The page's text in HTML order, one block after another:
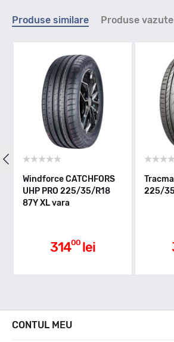
Indice greutate
Clasa de eficienta
D
Produse similare Produse
Windforce CATCHFORS
UHP PRO 225/35/R18
87Y XL vara
31400 lei
225/35/
CONTUL MEU